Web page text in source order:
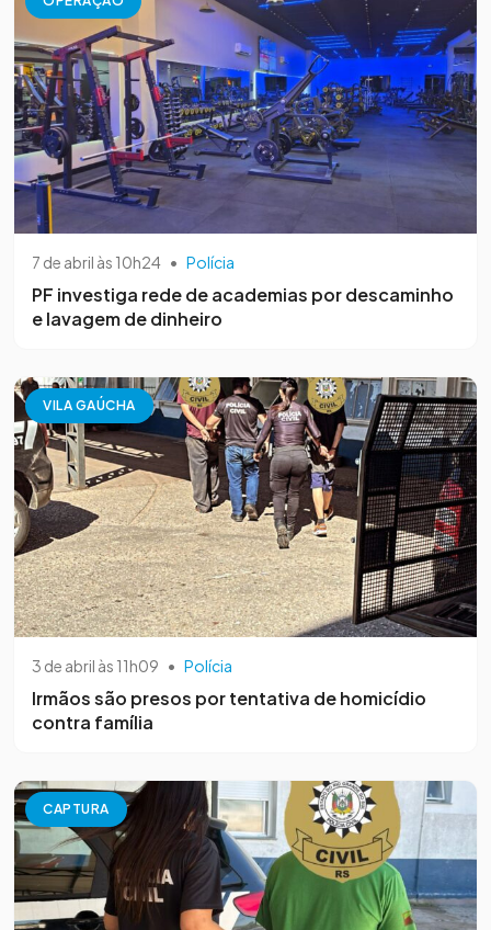
7 de abril às 10h24 • Polícia
PF investiga rede de academias por descaminho
e lavagem de dinheiro
VILA GAÚCHA
3 de abril às 11h09 • Polícia
Irmãos são presos por tentativa de homicídio
contra família
CAPTURA